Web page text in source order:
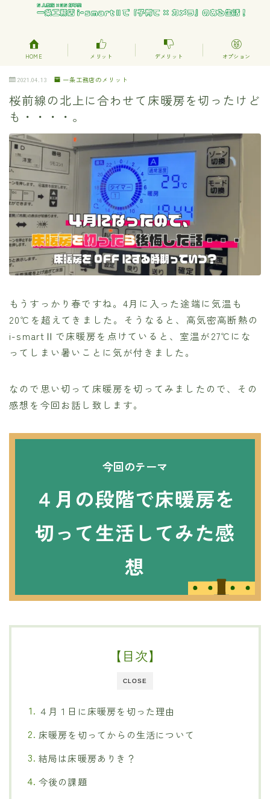
HOME メリット デメリット オプション
2021.04.13 一条工務店のメリット
桜前線の北上に合わせて床暖房を切ったけど
も・・・・。
もうすっかり春ですね。4月に入った途端に気温も
20℃を超えてきました。そうなると、高気密高断熱の
i-smartⅡで床暖房を点けていると、室温が27℃にな
ってしまい暑いことに気が付きました。
なので思い切って床暖房を切ってみましたので、その
感想を今回お話し致します。
今回のテーマ
４月の段階で床暖房を
切って生活してみた感
想
CLOSE
【目次】
４月１日に床暖房を切った理由
床暖房を切ってからの生活について
結局は床暖房ありき？
今後の課題